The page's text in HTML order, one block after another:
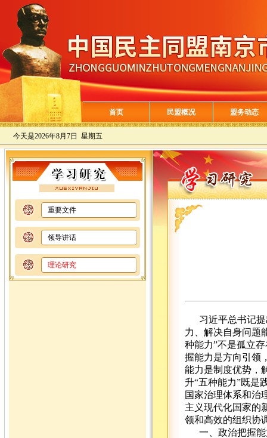
首页 民盟概况 盟务动态
今天是2026年8月7日 星期五
重要文件
领导讲话
理论研究
习近平总书记
力、解决自身问题
种能力”不是孤立
握能力是方向引领
能力是制度优势，
升“五种能力”既是
国家治理体系和治
主义现代化国家的
领和高效的组织协
一、政治把握